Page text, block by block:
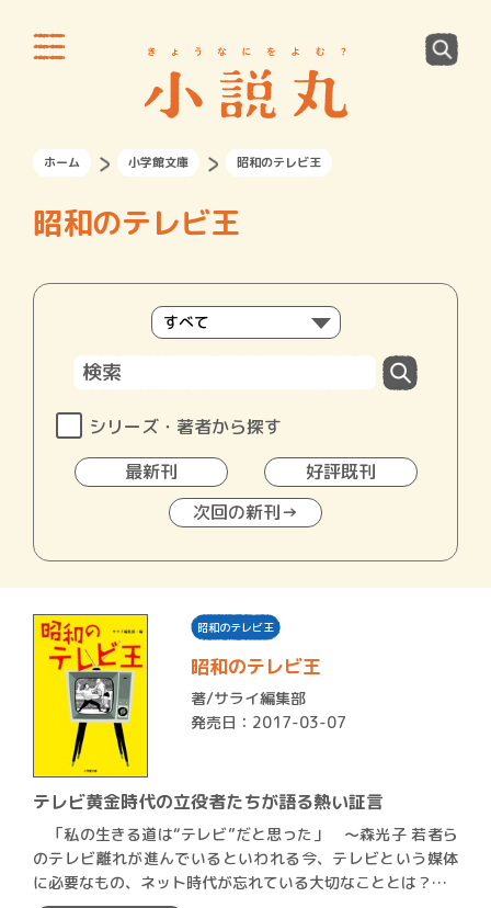
ホーム 小学館文庫 昭和のテレビ王
昭和のテレビ王
シリーズ・著者から探す
最新刊
好評既刊
次回の新刊→
昭和のテレビ王
昭和のテレビ王
著/サライ編集部
発売日：2017-03-07
テレビ黄金時代の立役者たちが語る熱い証言
「私の生きる道は“テレビ”だと思った」 〜森光子 若者ら
のテレビ離れが進んでいるといわれる今、テレビという媒体
に必要なもの、ネット時代が忘れている大切なこととは？…